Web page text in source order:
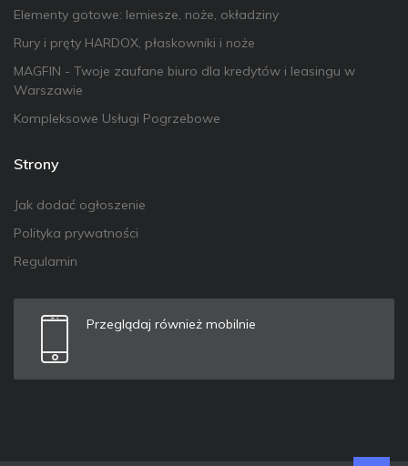
Elementy gotowe: lemiesze, noże, okładziny
Rury i pręty HARDOX, płaskowniki i noże
MAGFIN - Twoje zaufane biuro dla kredytów i leasingu w
Warszawie
Kompleksowe Usługi Pogrzebowe
Strony
Jak dodać ogłoszenie
Polityka prywatności
Regulamin
Przeglądaj również mobilnie